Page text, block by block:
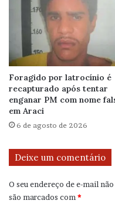
Foragido por latrocínio é
recapturado após tentar
enganar PM com nome
em Araci
6 de agosto de 2026
Deixe um comentário
O seu endereço de e-mail
são marcados com *